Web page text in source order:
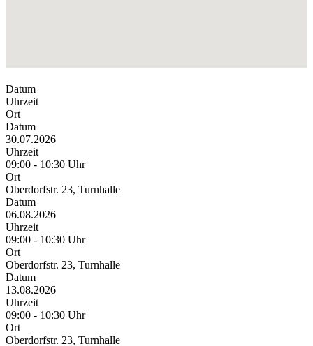
Datum
Uhrzeit
Ort
Datum
30.07.2026
Uhrzeit
09:00 - 10:30 Uhr
Ort
Oberdorfstr. 23, Turnhalle
Datum
06.08.2026
Uhrzeit
09:00 - 10:30 Uhr
Ort
Oberdorfstr. 23, Turnhalle
Datum
13.08.2026
Uhrzeit
09:00 - 10:30 Uhr
Ort
Oberdorfstr. 23, Turnhalle